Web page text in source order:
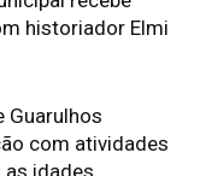
historiador Elmi
Guarulhos
com atividades